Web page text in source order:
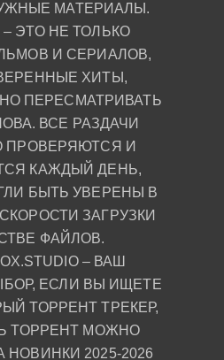
МАТЕРИАЛЫ.
– ЭТО НЕ ТОЛЬКО
И СЕРИАЛОВ,
ХИТЫ,
ПЕРЕСМАТРИВАТЬ
ВСЕ РАЗДАЧИ
ПРОВЕРЯЮТСЯ И
КАЖДЫЙ ДЕНЬ,
БЫТЬ УВЕРЕНЫ В
ЗАГРУЗКИ
ФАЙЛОВ.
– ВАШ
ЕСЛИ ВЫ ИЩЕТЕ
ТОРРЕНТ ТРЕКЕР,
ТОРРЕНТ МОЖНО
НОВИНКИ 2025-2026